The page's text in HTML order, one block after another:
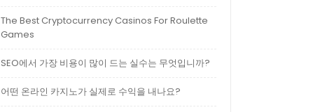
The Best Cryptocurrency Casinos For Roulette
Games
SEO에서 가장 비용이 많이 드는 실수는 무엇입니까?
어떤 온라인 카지노가 실제로 수익을 내나요?